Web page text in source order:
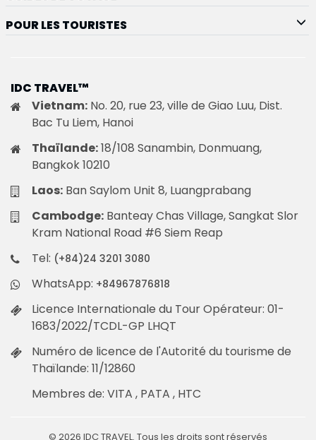
POUR LES TOURISTES
IDC TRAVEL™
Vietnam: No. 20, rue 23, ville de Giao Luu, Dist.
Bac Tu Liem, Hanoi
Thaïlande:18/108 Sanambin, Donmuang,
Bangkok 10210
Laos: Ban Saylom Unit 8, Luangprabang
Cambodge: Banteay Chas Village, Sangkat Slor
Kram National Road #6 Siem Reap
Tel: (+84)24 3201 3080
WhatsApp: +84967876818
Licence Internationale du Tour Opérateur: 01-
1683/2022/TCDL-GP LHQT
Numéro de licence de l'Autorité du tourisme de
Thaïlande: 11/12860
Membres de: VITA , PATA , HTC
© 2026 IDC TRAVEL. Tous les droits sont réservés